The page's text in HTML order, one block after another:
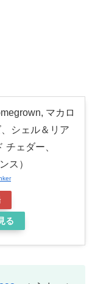
マカロ
シェル＆リア
チェダー、
ス）
る